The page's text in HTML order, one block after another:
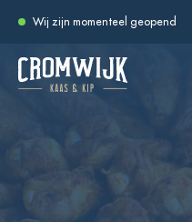
Wij zijn momenteel geopend